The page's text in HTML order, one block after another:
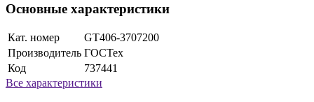
Основные характеристики
Кат. номер
GT406-3707200
Производитель ГОСТех
Код
737441
Все характеристики